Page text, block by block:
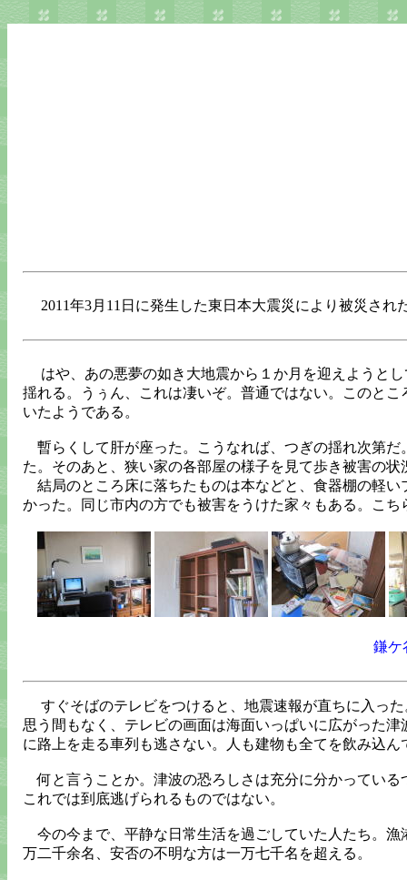
2011年3月11日に発生した東日本大震災により被災さ
はや、あの悪夢の如き大地震から１か月を迎えようと
揺れる。うぅん、これは凄いぞ。普通ではない。このと
いたようである。
暫らくして肝が座った。こうなれば、つぎの揺れ次第だ
た。そのあと、狭い家の各部屋の様子を見て歩き被害の
結局のところ床に落ちたものは本などと、食器棚の軽い
かった。同じ市内の方でも被害をうけた家々もある。こ
鎌ケ
すぐそばのテレビをつけると、地震速報が直ちに入っ
思う間もなく、テレビの画面は海面いっぱいに広がった
に路上を走る車列も逃さない。人も建物も全てを飲み込
何と言うことか。津波の恐ろしさは充分に分かっている
これでは到底逃げられるものではない。
今の今まで、平静な日常生活を過ごしていた人たち。漁
万二千余名、安否の不明な方は一万七千名を超える。